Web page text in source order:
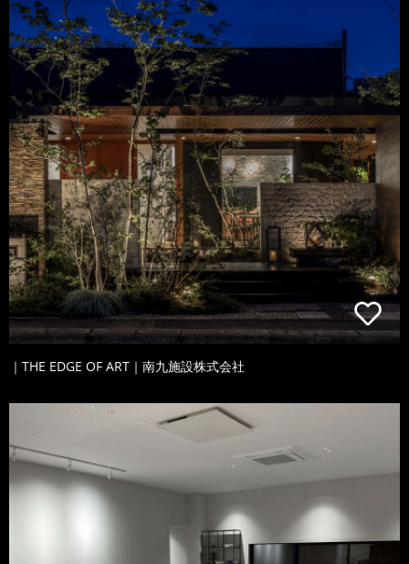
｜THE EDGE OF ART｜南九施設株式会社